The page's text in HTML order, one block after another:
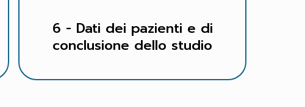
6 - Dati dei pazienti e di
conclusione dello studio